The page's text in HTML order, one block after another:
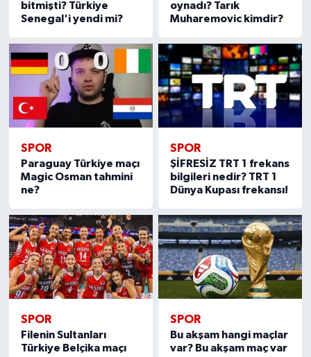
bitmişti? Türkiye
Senegal'i yendi mi?
oynadı? Tarık
Muharemovic kimdir?
SPOR
Paraguay Türkiye maçı
Magic Osman tahmini
ne?
SPOR
ŞİFRESİZ TRT 1 frekans
bilgileri nedir? TRT 1
Dünya Kupası frekansı!
SPOR
Filenin Sultanları
Türkiye Belçika maçı
SPOR
Bu akşam hangi maçlar
var? Bu akşam maç var